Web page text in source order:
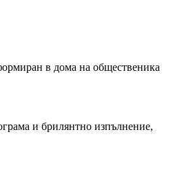
в дома на общественика
и брилянтно изпълнение,